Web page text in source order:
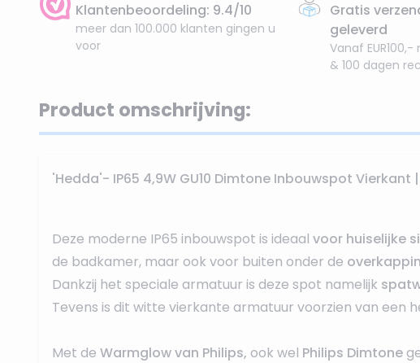
Klantenbeoordeling: 9.4/10
meer dan 100.000 klanten gingen u
voor
Gratis
geleverd
Vanaf EUR100,-
& 100 dagen
Product omschrijving:
'Hedda'- IP65 4,9W GU10 Dimtone Inbouwspot Vierkant
Deze moderne IP65 inbouwspot is ideaal voor huiselijke
de badkamer, maar ook voor buiten onder de
Dankzij het speciale armatuur is deze spot namelijk
Tevens is dit witte vierkante armatuur voorzien van een
Met de Warmglow van Philips, ook wel Philips Dimtone